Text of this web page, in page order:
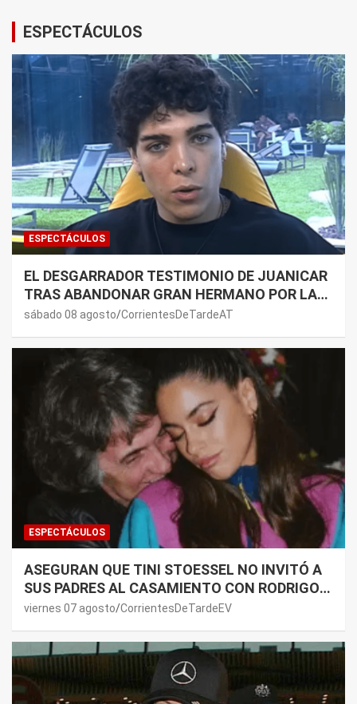
ESPECTÁCULOS
ESPECTÁCULOS
EL DESGARRADOR TESTIMONIO DE JUANICAR
TRAS ABANDONAR GRAN HERMANO POR LA
SALUD DE SU MAMÁ.
sábado 08 agosto CorrientesDeTardeAT
ESPECTÁCULOS
ASEGURAN QUE TINI STOESSEL NO INVITÓ A
SUS PADRES AL CASAMIENTO CON RODRIGO
DE PAUL: LOS MOTIVOS
viernes 07 agosto CorrientesDeTardeEV